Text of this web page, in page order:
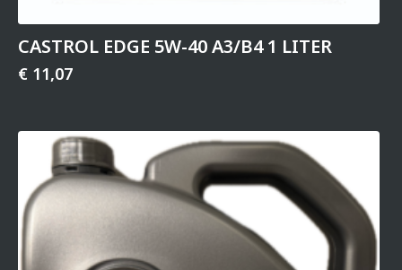
CASTROL EDGE 5W-40 A3/B4 1 LITER
€ 11,07